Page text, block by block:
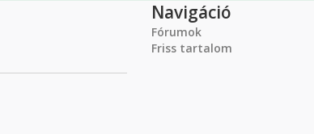
Navigáció
Fórumok
Friss tartalom